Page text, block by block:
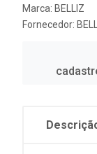
Marca: BELLIZ
Fornecedor: